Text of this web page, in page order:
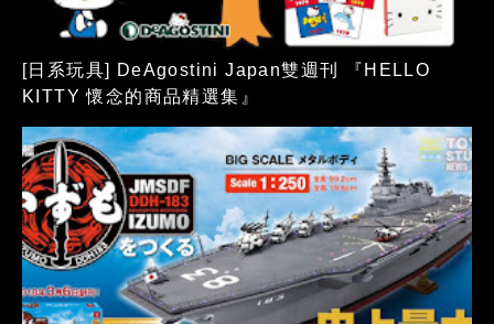
[日系玩具] DeAgostini Japan雙週刊 『HELLO
KITTY 懷念的商品精選集』